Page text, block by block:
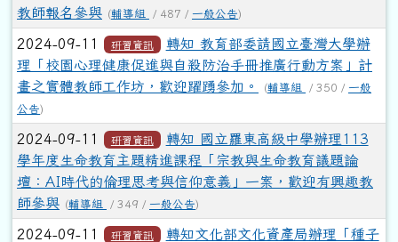
教師報名參與 (輔導組 / 487 / 一般公告)
2024-09-11 研習資訊
轉知 教育部委請國立臺灣大學辦
理「校園心理健康促進與自殺防治手冊推廣行動方案」計
畫之實體教師工作坊，歡迎躍踴參加。
(輔導組 / 350 / 一般
公告)
2024-09-11 研習資訊
轉知 國立羅東高級中學辦理113
學年度生命教育主題精進課程「宗教與生命教育議題論
壇：AI時代的倫理思考與信仰意義」一案，歡迎有興趣教
師參與 (輔導組 / 349 / 一般公告)
2024-09-11 研習資訊
轉知文化部文化資產局辦理「種子